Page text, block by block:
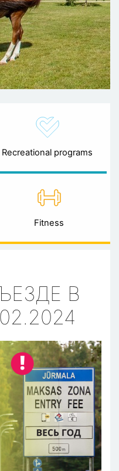
Recreational programs
Fitness
В